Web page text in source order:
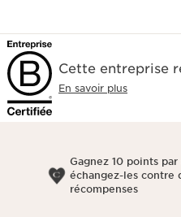
Cette entreprise
En savoir plus
Gagnez 10 points
échangez-les contre
récompenses